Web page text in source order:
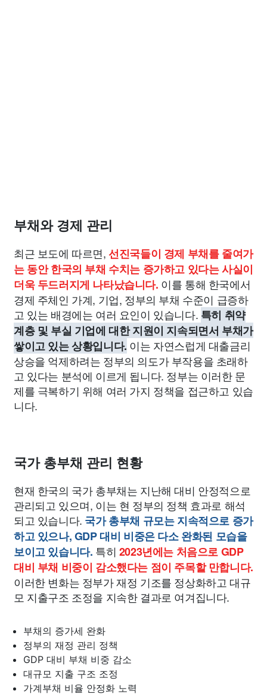
부채와 경제 관리
최근 보도에 따르면,선진국들이 경제 부채를 줄여가
는 동안 한국의 부채 수치는 증가하고 있다는 사실이
더욱 두드러지게 나타났습니다. 이를 통해 한국에서
경제 주체인 가계, 기업, 정부의 부채 수준이 급증하
고 있는 배경에는 여러 요인이 있습니다. 특히 취약
계층 및 부실 기업에 대한 지원이 지속되면서 부채가
쌓이고 있는 상황입니다. 이는 자연스럽게 대출금리
상승을 억제하려는 정부의 의도가 부작용을 초래하
고 있다는 분석에 이르게 됩니다. 정부는 이러한 문
제를 극복하기 위해 여러 가지 정책을 접근하고 있습
니다.
국가 총부채 관리 현황
현재 한국의 국가 총부채는 지난해 대비 안정적으로
관리되고 있으며, 이는 현 정부의 정책 효과로 해석
되고 있습니다. 국가 총부채 규모는 지속적으로 증가
하고 있으나, GDP 대비 비중은 다소 완화된 모습을
보이고 있습니다. 특히 2023년에는 처음으로 GDP
대비 부채 비중이 감소했다는 점이 주목할 만합니다.
이러한 변화는 정부가 재정 기조를 정상화하고 대규
모 지출구조 조정을 지속한 결과로 여겨집니다.
부채의 증가세 완화
정부의 재정 관리 정책
GDP 대비 부채 비중 감소
대규모 지출 구조 조정
가계부채 비율 안정화 노력